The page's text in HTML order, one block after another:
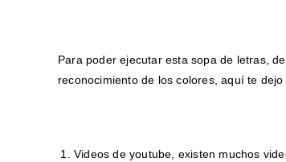
Para poder ejecutar esta sopa de letras,
reconocimiento de los colores, aquí te
Videos de youtube, existen muchos